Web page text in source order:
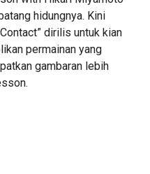
hidungnya. Kini
dirilis untuk kian
permainan yang
gambaran lebih